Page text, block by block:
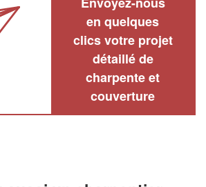
en quelques
clics votre projet
détaillé de
charpente et
couverture